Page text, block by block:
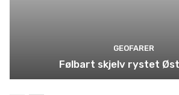
GEOFARER
Følbart skjelv rystet